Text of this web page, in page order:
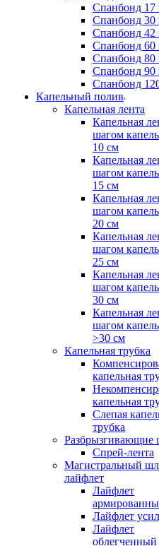
Спанбонд 17
Спанбонд 30
Спанбонд 42
Спанбонд 60
Спанбонд 80
Спанбонд 90
Спанбонд
Капельный полив
Капельная лента
Капельная
шагом
10 см
Капельная
шагом
15 см
Капельная
шагом
20 см
Капельная
шагом
25 см
Капельная
шагом
30 см
Капельная
шагом
>30 см
Капельная трубка
капельная
капельная
Слепая
трубка
Разбрызгивающие
Спрей-лента
Магистральный
лайфлет
Лайфлет
Лайфлет
Лайфлет
облегченный